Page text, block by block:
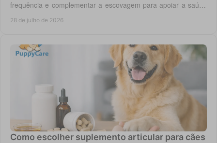
frequência e complementar a escovagem para apoiar a saúde
28 de julho de 2026
Como escolher suplemento articular para cães